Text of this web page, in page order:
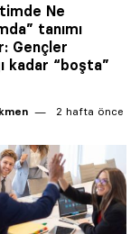
Ne
tanımı
Gençler
kadar “boşta”
2 hafta önce